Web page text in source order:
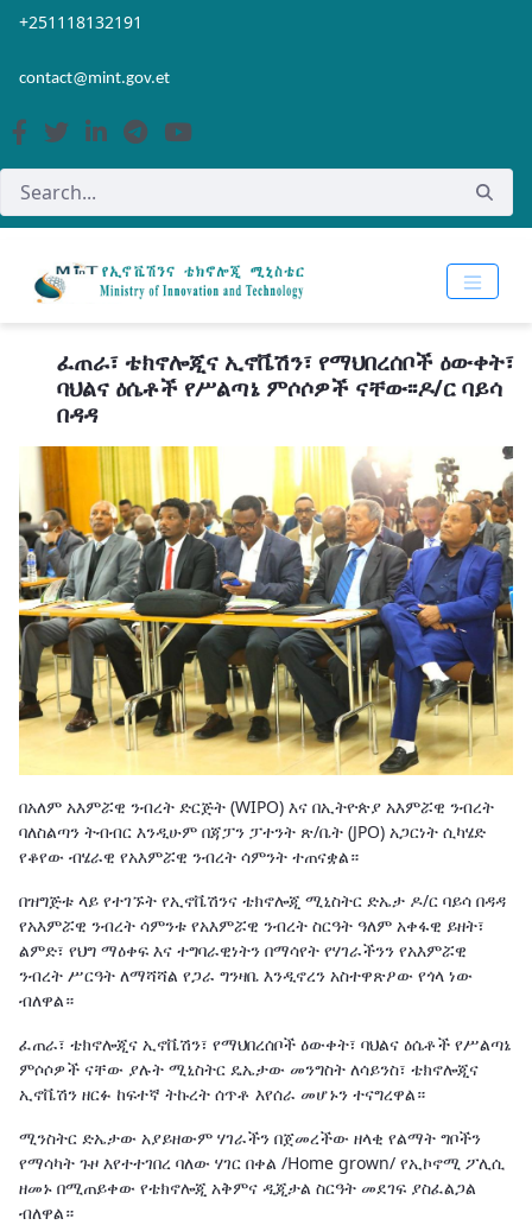
Skip to Main Content
Open Accessibility Menu
+251118132191
contact@mint.gov.et
ፈጠራ፣ ቴክኖሎጂና ኢኖቬሽን፣ የማህበረሰቦች ዕውቀት፣
ባህልና ዕሴቶች የሥልጣኔ ምሶሶዎች ናቸው፡፡ዶ/ር ባይሳ
በዳዳ
በአለም አእምሯዊ ንብረት ድርጅት (WIPO) እና በኢትዮጵያ አእምሯዊ ንብረት
ባለስልጣን ትብብር እንዲሁም በጃፓን ፓተንት ጽ/ቤት (JPO) አጋርነት ሲካሄድ
የቆየው ብሄራዊ የአእምሯዊ ንብረት ሳምንት ተጠናቋል።
በዝግጅቱ ላይ የተገኙት የኢኖቬሽንና ቴክኖሎጂ ሚኒስትር ድኤታ ዶ/ር ባይሳ በዳዳ
የአእምሯዊ ንብረት ሳምንቱ የአእምሯዊ ንብረት ስርዓት ዓለም አቀፋዊ ይዘት፣
ልምድ፣ የህግ ማዕቀፍ እና ተግባራዊነትን በማሳየት የሃገራችንን የአእምሯዊ
ንብረት ሥርዓት ለማሻሻል የጋራ ግንዛቤ እንዲኖረን አስተዋጽዖው የጎላ ነው
ብለዋል።
ፈጠራ፣ ቴክኖሎጂና ኢኖቬሽን፣ የማህበረሰቦች ዕውቀት፣ ባህልና ዕሴቶች የሥልጣኔ
ምሶሶዎች ናቸው ያሉት ሚኒስትር ዴኤታው መንግስት ለሳይንስ፣ ቴክኖሎጂና
ኢኖቬሽን ዘርፉ ከፍተኛ ትኩረት ሰጥቶ እየሰራ መሆኑን ተናግረዋል።
ሚንስትር ድኤታው አያይዘውም ሃገራችን በጀመረችው ዘላቂ የልማት ግቦችን
የማሳካት ጉዞ እየተተገበረ ባለው ሃገር በቀል /Home grown/ የኢኮኖሚ ፖሊሲ
ዘመኑ በሚጠይቀው የቴክኖሎጂ አቅምና ዲጂታል ስርዓት መደገፍ ያስፈልጋል
ብለዋል።